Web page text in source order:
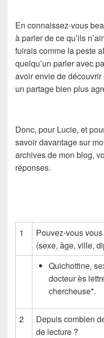
En connaissez-vous
à parler de ce qu’ils
fuirais comme la peste
quelqu’un parler avec
avoir envie de
un partage bien plus
Donc, pour Lucie, et
savoir davantage sur
archives de mon blog,
réponses.
1
Pouvez-vous
(sexe, âge, ville,
Quichottine,
docteur ès
chercheuse*.
2
Depuis combien
de lecture ?